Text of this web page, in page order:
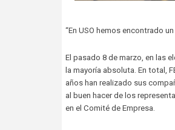
“En USO hemos encontrado
El pasado 8 de marzo, en las
la mayoría absoluta. En total,
años han realizado sus
al buen hacer de los
en el Comité de Empresa.